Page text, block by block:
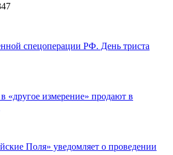
спецоперации РФ. День триста
«другое измерение» продают в
Поля» уведомляет о проведении